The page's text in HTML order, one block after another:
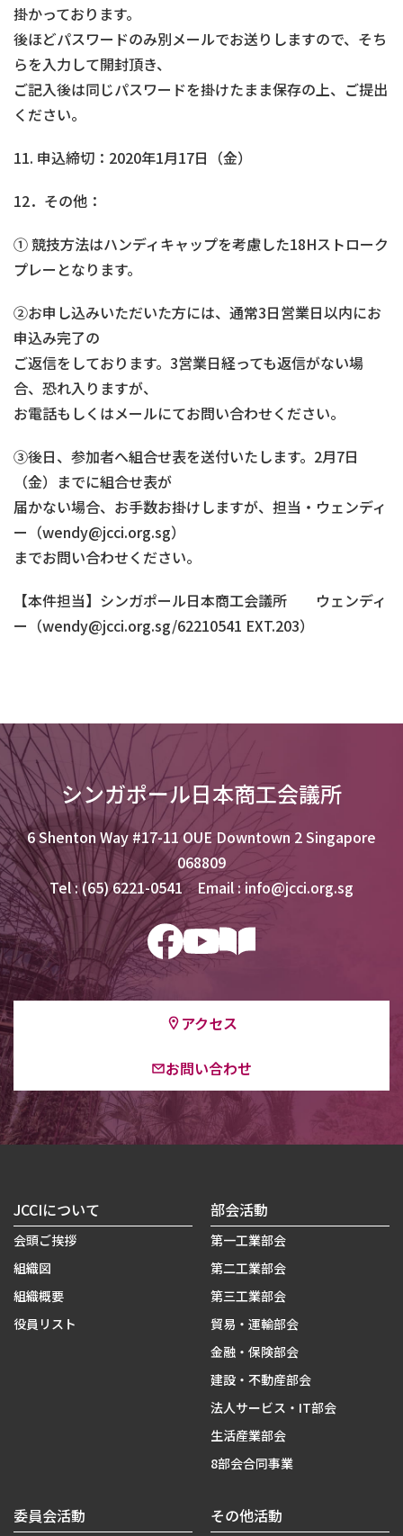
掛かっております。
後ほどパスワードのみ別メールでお送りしますので、そち
らを入力して開封頂き、
ご記入後は同じパスワードを掛けたまま保存の上、ご提出
ください。
11. 申込締切：2020年1月17日（金）
12．その他：
① 競技方法はハンディキャップを考慮した18Hストローク
プレーとなります。
②お申し込みいただいた方には、通常3日営業日以内にお
申込み完了の
ご返信をしております。3営業日経っても返信がない場
合、恐れ入りますが、
お電話もしくはメールにてお問い合わせください。
③後日、参加者へ組合せ表を送付いたします。2月7日
（金）までに組合せ表が
届かない場合、お手数お掛けしますが、担当・ウェンディ
ー（wendy@jcci.org.sg）
までお問い合わせください。
【本件担当】シンガポール日本商工会議所 ウェンディ
ー（wendy@jcci.org.sg/62210541 EXT.203）
シンガポール日本商工会議所
6 Shenton Way #17-11 OUE Downtown 2 Singapore
068809
Tel : (65) 6221-0541 Email : info@jcci.org.sg
アクセス
お問い合わせ
JCCIについて
会頭ご挨拶
組織図
組織概要
役員リスト
部会活動
第一工業部会
第二工業部会
第三工業部会
貿易・運輸部会
金融・保険部会
建設・不動産部会
法人サービス・IT部会
生活産業部会
8部会合同事業
委員会活動 その他活動